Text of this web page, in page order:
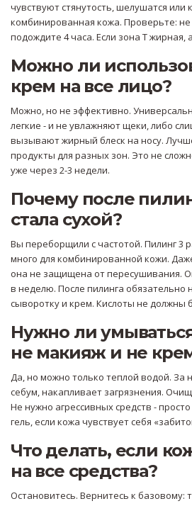
чувствуют стянутость, шелушатся или
комбинированная кожа. Проверьте:
подождите 4 часа. Если зона Т жирная,
Можно ли
крем на все лицо?
Можно, но не эффективно.
легкие - и не увлажняют щеки, либо
вызывают жирный блеск на носу.
продукты для разных зон. Это не
уже через 2-3 недели.
Почему после
стала сухой?
Вы переборщили с частотой. Пилинг 3
много для комбинированной кожи.
она не защищена от пересушивания.
в неделю. После пилинга
сыворотку и крем. Кислоты не должны
Нужно ли
не макияж и не
Да, но можно только теплой водой. За
себум, накапливает загрязнения.
Не нужно агрессивных средств -
гель, если кожа чувствует себя
Что делать, если
на все средства?
Остановитесь. Вернитесь к базовому: